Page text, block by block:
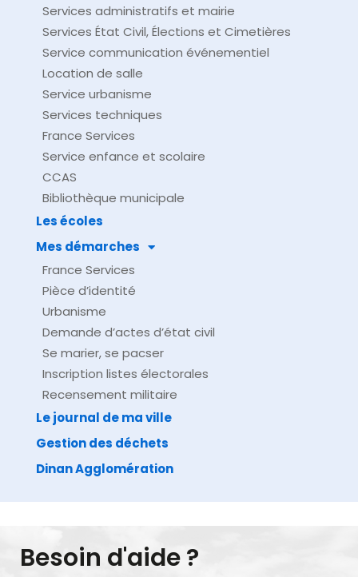
Services administratifs et mairie
Services État Civil, Élections et Cimetières
Service communication événementiel
Location de salle
Service urbanisme
Services techniques
France Services
Service enfance et scolaire
CCAS
Bibliothèque municipale
Les écoles
Mes démarches
France Services
Pièce d’identité
Urbanisme
Demande d’actes d’état civil
Se marier, se pacser
Inscription listes électorales
Recensement militaire
Le journal de ma ville
Gestion des déchets
Dinan Agglomération
Besoin d'aide ?